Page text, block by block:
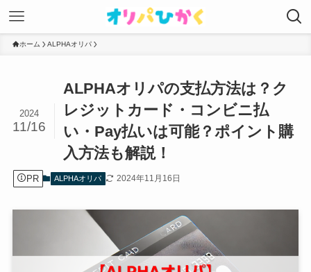
ホーム ALPHAオリパ
ALPHAオリパの支払方法は？ク
レジットカード・コンビニ払
い・Pay払いは可能？ポイント購
入方法も解説！
2024
11/16
PR ALPHAオリパ 2024年11月16日